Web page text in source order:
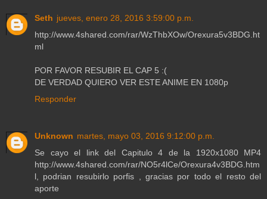
Seth jueves, enero 28, 2016 3:59:00 p.m.
http://www.4shared.com/rar/WzThbXOw/Orexura5v3BDG.ht
ml
POR FAVOR RESUBIR EL CAP 5 :(
DE VERDAD QUIERO VER ESTE ANIME EN 1080p
Responder
Unknown martes, mayo 03, 2016 9:12:00 p.m.
Se cayo el link del Capitulo 4 de la 1920x1080 MP4
http://www.4shared.com/rar/NO5r4lCe/Orexura4v3BDG.htm
l, podrian resubirlo porfis , gracias por todo el resto del
aporte